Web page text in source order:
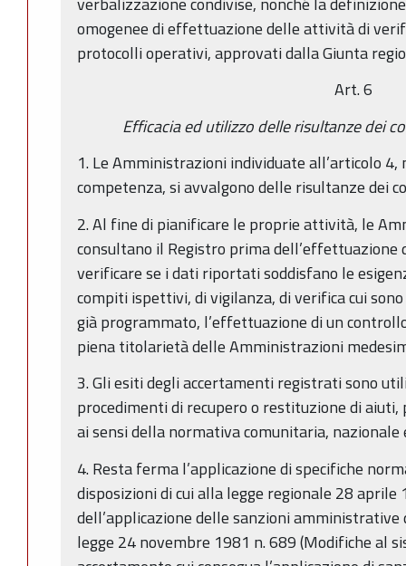
omogenee di effettuazione delle attività di
protocolli operativi, approvati dalla Giunta
Art. 6
Efficacia ed utilizzo delle risultanze dei
1. Le Amministrazioni individuate all’articolo
competenza, si avvalgono delle risultanze dei
2. Al fine di pianificare le proprie attività, le
consultano il Registro prima dell’effettuazione
verificare se i dati riportati soddisfano le
compiti ispettivi, di vigilanza, di verifica cui
già programmato, l’effettuazione di un
piena titolarietà delle Amministrazioni
3. Gli esiti degli accertamenti registrati sono
procedimenti di recupero o restituzione di
ai sensi della normativa comunitaria, nazionale
4. Resta ferma l’applicazione di specifiche
disposizioni di cui alla legge regionale 28 aprile
dell’applicazione delle sanzioni
legge 24 novembre 1981 n. 689 (Modifiche al